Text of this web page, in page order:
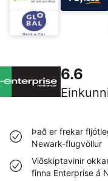
6.6
Það er frekar
Newark-flugvöllur
Viðskiptavinir
finna Enterprise á